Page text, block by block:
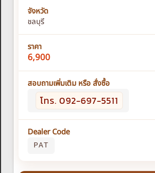
จังหวัด
ชลบุรี
ราคา
6,900
สอบถามเพิ่มเติม หรือ สั่งซื้อ
โทร. 092-697-5511
Dealer Code
PAT